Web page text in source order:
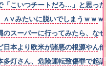
「こいつチートだろ…」と思っ
∧∨みたいに脱いでしまうｗｗ
のスーパーに行ってみたら、な
本より欧米が諸悪の根源やん他
多灯さん、危険運転致傷罪で起